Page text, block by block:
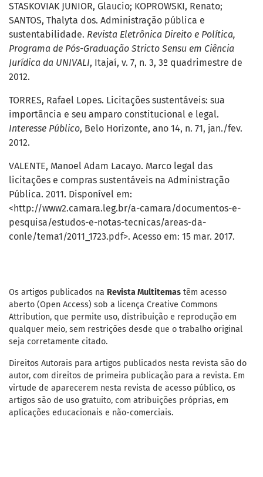
STASKOVIAK JUNIOR, Glaucio; KOPROWSKI, Renato;
SANTOS, Thalyta dos. Administração pública e
sustentabilidade. Revista Eletrônica Direito e Política,
Programa de Pós-Graduação Stricto Sensu em Ciência
Jurídica da UNIVALI, Itajaí, v. 7, n. 3, 3º quadrimestre de
2012.
TORRES, Rafael Lopes. Licitações sustentáveis: sua
importância e seu amparo constitucional e legal.
Interesse Público, Belo Horizonte, ano 14, n. 71, jan./fev.
2012.
VALENTE, Manoel Adam Lacayo. Marco legal das
licitações e compras sustentáveis na Administração
Pública. 2011. Disponível em:
<http://www2.camara.leg.br/a-camara/documentos-e-
pesquisa/estudos-e-notas-tecnicas/areas-da-
conle/tema1/2011_1723.pdf>. Acesso em: 15 mar. 2017.
Os artigos publicados na Revista Multitemas têm acesso
aberto (Open Access) sob a licença Creative Commons
Attribution, que permite uso, distribuição e reprodução em
qualquer meio, sem restrições desde que o trabalho original
seja corretamente citado.
Direitos Autorais para artigos publicados nesta revista são do
autor, com direitos de primeira publicação para a revista. Em
virtude de aparecerem nesta revista de acesso público, os
artigos são de uso gratuito, com atribuições próprias, em
aplicações educacionais e não-comerciais.